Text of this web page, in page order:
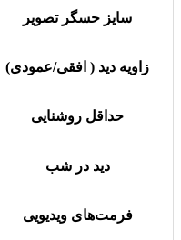
سایز حسگر تصویر
زاویه دید ( افقی/عمودی)
حداقل روشنایی
دید در شب
فرمت‌های ویدیویی